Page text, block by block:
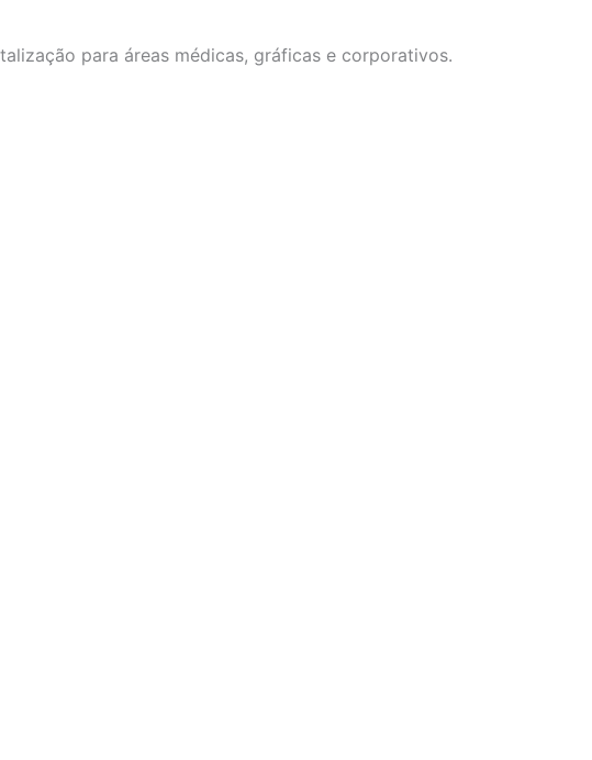
para áreas médicas, gráficas e corporativos.